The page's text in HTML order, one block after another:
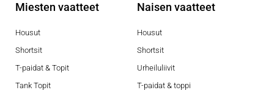
Miesten vaatteet
Housut
Shortsit
T-paidat & Topit
Tank Topit
Naisen vaatteet
Housut
Shortsit
Urheiluliivit
T-paidat & toppi